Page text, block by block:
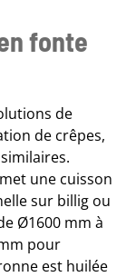
fonte
de
de crêpes,
une cuisson
sur billig ou
Ø1600 mm à
pour
est huilée